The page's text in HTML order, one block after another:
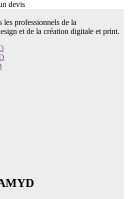
devis
professionnels de la
et de la création digitale et print.